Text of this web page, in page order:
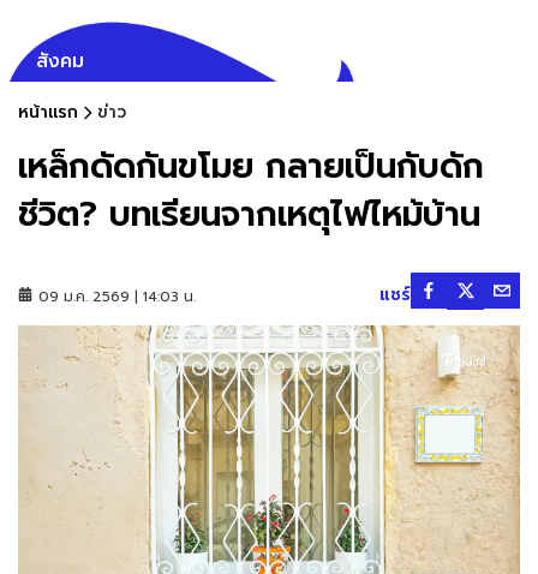
สังคม
หน้าแรก ข่าว
เหล็กดัดกันขโมย กลายเป็นกับดัก
ชีวิต? บทเรียนจากเหตุไฟไหม้บ้าน
09 ม.ค. 2569 | 14:03 น. แชร์